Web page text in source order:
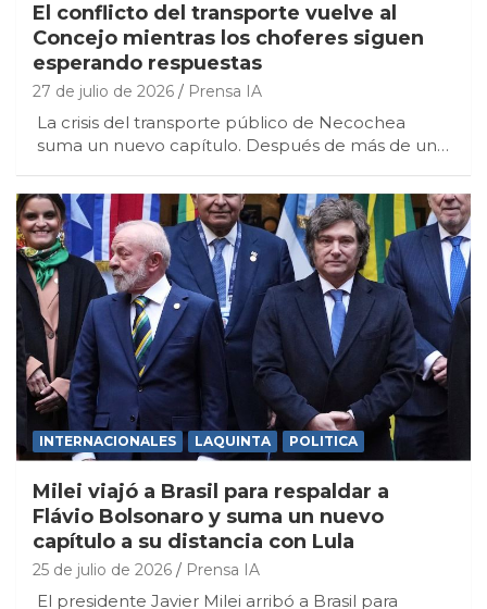
El conflicto del transporte vuelve al
Concejo mientras los choferes siguen
esperando respuestas
27 de julio de 2026 Prensa IA
La crisis del transporte público de Necochea
suma un nuevo capítulo. Después de más de un…
INTERNACIONALES LAQUINTA POLITICA
Milei viajó a Brasil para respaldar a
Flávio Bolsonaro y suma un nuevo
capítulo a su distancia con Lula
25 de julio de 2026 Prensa IA
El presidente Javier Milei arribó a Brasil para